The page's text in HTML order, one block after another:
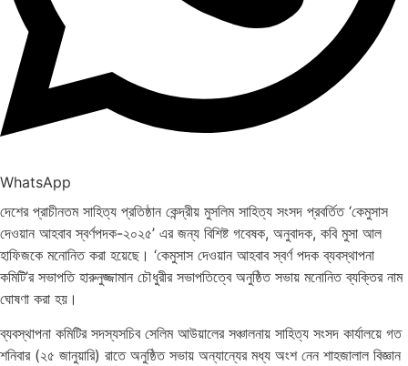
WhatsApp
দেশের প্রাচীনতম সাহিত্য প্রতিষ্ঠান কেন্দ্রীয় মুসলিম সাহিত্য সংসদ প্রবর্তিত ‘কেমুসাস
দেওয়ান আহবাব স্বর্ণপদক-২০২৫’ এর জন্য বিশিষ্ট গবেষক, অনুবাদক, কবি মুসা আল
হাফিজকে মনোনিত করা হয়েছে। ‘কেমুসাস দেওয়ান আহবাব স্বর্ণ পদক ব্যবস্থাপনা
কমিটি’র সভাপতি হারুনুজ্জামান চৌধুরীর সভাপতিত্বে অনুষ্ঠিত সভায় মনোনিত ব্যক্তির নাম
ঘোষণা করা হয়।
ব্যবস্থাপনা কমিটির সদস্যসচিব সেলিম আউয়ালের সঞ্চালনায় সাহিত্য সংসদ কার্যালয়ে গত
শনিবার (২৫ জানুয়ারি) রাতে অনুষ্ঠিত সভায় অন্যান্যের মধ্য অংশ নেন শাহজালাল বিজ্ঞান